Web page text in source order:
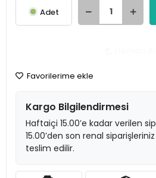
Adet
Favorilerime ekle
Kargo Bilgilendirmesi
Haftaiçi 15.00’e kadar verilen
15.00’den son renal
teslim edilir.